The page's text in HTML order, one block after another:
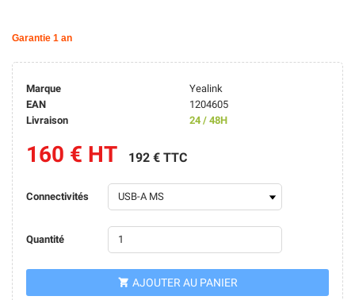
Garantie 1 an
Marque
Yealink
EAN
1204605
Livraison
24 / 48H
160 € HT 192 € TTC
Connectivités
Quantité
 AJOUTER AU PANIER